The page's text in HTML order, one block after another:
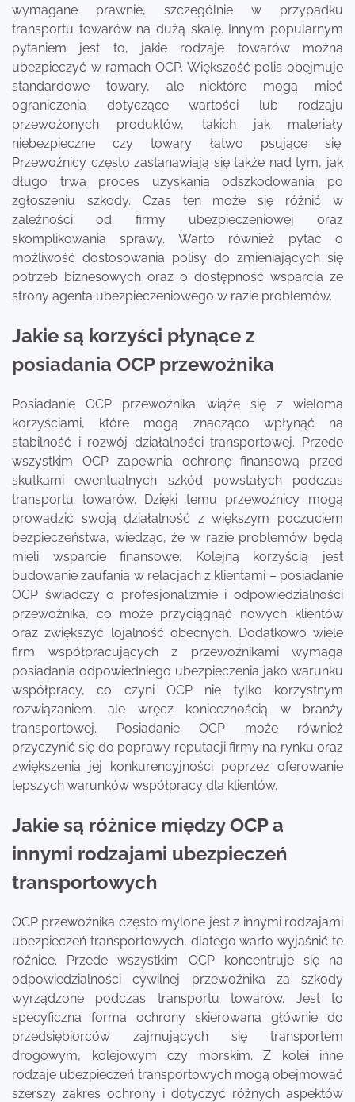
wymagane prawnie, szczególnie w przypadku
transportu towarów na dużą skalę. Innym popularnym
pytaniem jest to, jakie rodzaje towarów można
ubezpieczyć w ramach OCP. Większość polis obejmuje
standardowe towary, ale niektóre mogą mieć
ograniczenia dotyczące wartości lub rodzaju
przewożonych produktów, takich jak materiały
niebezpieczne czy towary łatwo psujące się.
Przewoźnicy często zastanawiają się także nad tym, jak
długo trwa proces uzyskania odszkodowania po
zgłoszeniu szkody. Czas ten może się różnić w
zależności od firmy ubezpieczeniowej oraz
skomplikowania sprawy. Warto również pytać o
możliwość dostosowania polisy do zmieniających się
potrzeb biznesowych oraz o dostępność wsparcia ze
strony agenta ubezpieczeniowego w razie problemów.
Jakie są korzyści płynące z
posiadania OCP przewoźnika
Posiadanie OCP przewoźnika wiąże się z wieloma
korzyściami, które mogą znacząco wpłynąć na
stabilność i rozwój działalności transportowej. Przede
wszystkim OCP zapewnia ochronę finansową przed
skutkami ewentualnych szkód powstałych podczas
transportu towarów. Dzięki temu przewoźnicy mogą
prowadzić swoją działalność z większym poczuciem
bezpieczeństwa, wiedząc, że w razie problemów będą
mieli wsparcie finansowe. Kolejną korzyścią jest
budowanie zaufania w relacjach z klientami – posiadanie
OCP świadczy o profesjonalizmie i odpowiedzialności
przewoźnika, co może przyciągnąć nowych klientów
oraz zwiększyć lojalność obecnych. Dodatkowo wiele
firm współpracujących z przewoźnikami wymaga
posiadania odpowiedniego ubezpieczenia jako warunku
współpracy, co czyni OCP nie tylko korzystnym
rozwiązaniem, ale wręcz koniecznością w branży
transportowej. Posiadanie OCP może również
przyczynić się do poprawy reputacji firmy na rynku oraz
zwiększenia jej konkurencyjności poprzez oferowanie
lepszych warunków współpracy dla klientów.
Jakie są różnice między OCP a
innymi rodzajami ubezpieczeń
transportowych
OCP przewoźnika często mylone jest z innymi rodzajami
ubezpieczeń transportowych, dlatego warto wyjaśnić te
różnice. Przede wszystkim OCP koncentruje się na
odpowiedzialności cywilnej przewoźnika za szkody
wyrządzone podczas transportu towarów. Jest to
specyficzna forma ochrony skierowana głównie do
przedsiębiorców zajmujących się transportem
drogowym, kolejowym czy morskim. Z kolei inne
rodzaje ubezpieczeń transportowych mogą obejmować
szerszy zakres ochrony i dotyczyć różnych aspektów